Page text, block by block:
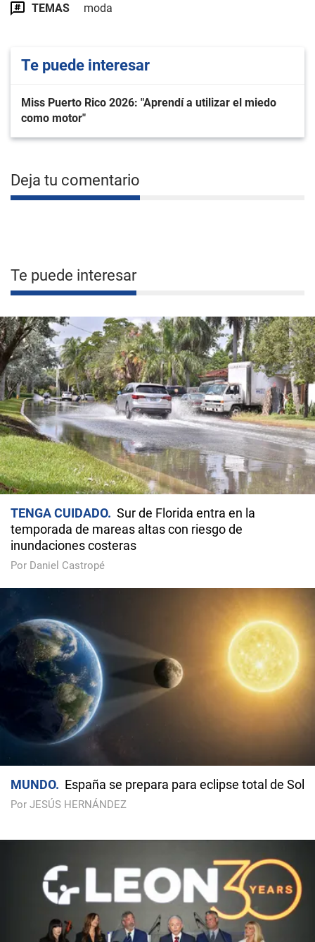
TEMAS moda
Te puede interesar
Miss Puerto Rico 2026: "Aprendí a utilizar el miedo
como motor"
Deja tu comentario
Te puede interesar
TENGA CUIDADO
Sur de Florida entra en la
temporada de mareas altas con riesgo de
inundaciones costeras
Por Daniel Castropé
MUNDO España se prepara para eclipse total de Sol
Por JESÚS HERNÁNDEZ